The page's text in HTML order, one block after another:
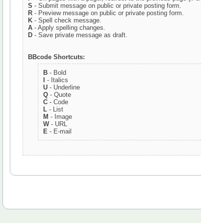
S - Submit message on public or private posting form.
R - Preview message on public or private posting form.
K - Spell check message.
A - Apply spelling changes.
D - Save private message as draft.
BBcode Shortcuts:
B - Bold
- Italics
U - Underline
Q - Quote
C - Code
L - List
M - Image
W- URL
E - E-mail